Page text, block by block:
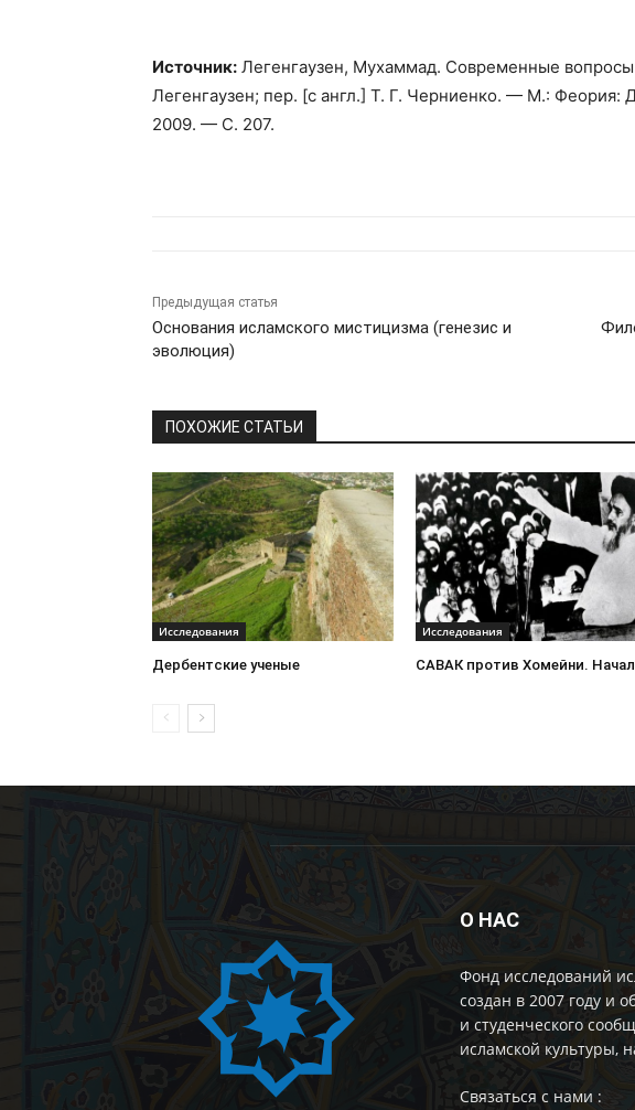
Источник: Легенгаузен, Мухаммад. Современные
Легенгаузен; пер. [с англ.] Т. Г. Черниенко. — М.: Феория:
2009. — С. 207.
Предыдущая статья
Основания исламского мистицизма (генезис и
эволюция)
ПОХОЖИЕ СТАТЬИ
Исследования
Дербентские ученые
Исследования
САВАК против Хомейни.
О НАС
Фонд исследований
создан в 2007 году и
и студенческого
исламской культуры,
Cвязаться с нами :